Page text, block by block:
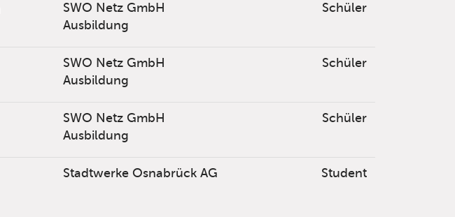
SWO Netz GmbH
Ausbildung
Schüler
SWO Netz GmbH
Ausbildung
Schüler
SWO Netz GmbH
Ausbildung
Schüler
Stadtwerke Osnabrück AG Student